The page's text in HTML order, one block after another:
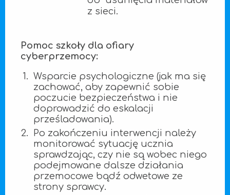
z sieci.
Pomoc szkoły dla ofiary
cyberprzemocy:
Wsparcie psychologiczne (jak ma się
zachować, aby zapewnić sobie
poczucie bezpieczeństwa i nie
doprowadzić do eskalacji
prześladowania).
Po zakończeniu interwencji należy
monitorować sytuację ucznia
sprawdzając, czy nie są wobec niego
podejmowane dalsze działania
przemocowe bądź odwetowe ze
strony sprawcy.